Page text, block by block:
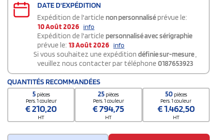
DATE D'EXPÉDITION
Expédition de l'article non personnaliséprévue le:
10 Août 2026 info
Expédition de l'article personnalisé avec sérigraphie
prévue le: 13 Août 2026 info
Si vous souhaitez une expédition définie sur-mesure,
veuillez nous contacter par téléphone 0187653923
QUANTITÉS RECOMMANDÉES
5 pièces
Pers. 1 couleur
€210,20
HT
25 pièces
Pers. 1 couleur
€794,75
HT
50 pièces
Pers. 1 couleur
€1.462,50
HT